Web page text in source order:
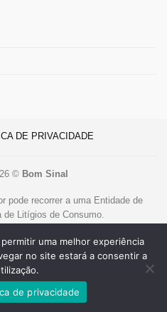
DE PRIVACIDADE
© Bom Sinal
pode recorrer a uma Entidade de
de Litígios de Consumo.
.
Consumidorwww.consumidor.pt
Online
uma melhor experiência
no site estará a consentir a
de privacidade